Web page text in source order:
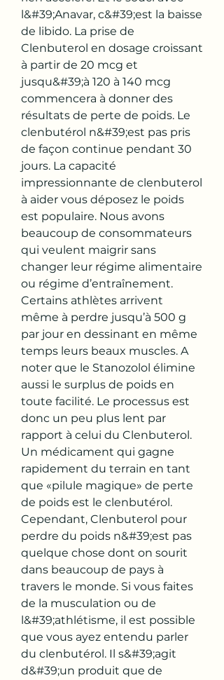
l&#39;Anavar, c&#39;est la baisse
de libido. La prise de
Clenbuterol en dosage croissant
à partir de 20 mcg et
jusqu&#39;à 120 à 140 mcg
commencera à donner des
résultats de perte de poids. Le
clenbutérol n&#39;est pas pris
de façon continue pendant 30
jours. La capacité
impressionnante de clenbuterol
à aider vous déposez le poids
est populaire. Nous avons
beaucoup de consommateurs
qui veulent maigrir sans
changer leur régime alimentaire
ou régime d’entraînement.
Certains athlètes arrivent
même à perdre jusqu’à 500 g
par jour en dessinant en même
temps leurs beaux muscles. A
noter que le Stanozolol élimine
aussi le surplus de poids en
toute facilité. Le processus est
donc un peu plus lent par
rapport à celui du Clenbuterol.
Un médicament qui gagne
rapidement du terrain en tant
que «pilule magique» de perte
de poids est le clenbutérol.
Cependant, Clenbuterol pour
perdre du poids n&#39;est pas
quelque chose dont on sourit
dans beaucoup de pays à
travers le monde. Si vous faites
de la musculation ou de
l&#39;athlétisme, il est possible
que vous ayez entendu parler
du clenbutérol. Il s&#39;agit
d&#39;un produit que de